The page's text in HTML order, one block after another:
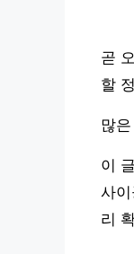
곧
할
많
이
사
리